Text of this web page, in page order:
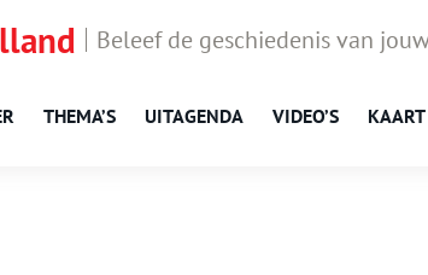
Beleef de geschiedenis van
THEMA’S UITAGENDA VIDEO’S KAART